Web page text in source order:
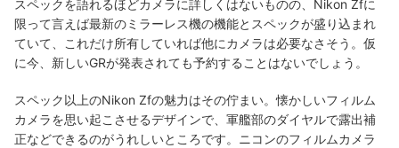
スペックを語れるほどカメラに詳しくはないものの、Nikon Zfに
限って言えば最新のミラーレス機の機能とスペックが盛り込まれ
ていて、これだけ所有していれば他にカメラは必要なさそう。仮
に今、新しいGRが発表されても予約することはないでしょう。
スペック以上のNikon Zfの魅力はその佇まい。懐かしいフィルム
カメラを思い起こさせるデザインで、軍艦部のダイヤルで露出補
正などできるのがうれしいところです。ニコンのフィルムカメラ